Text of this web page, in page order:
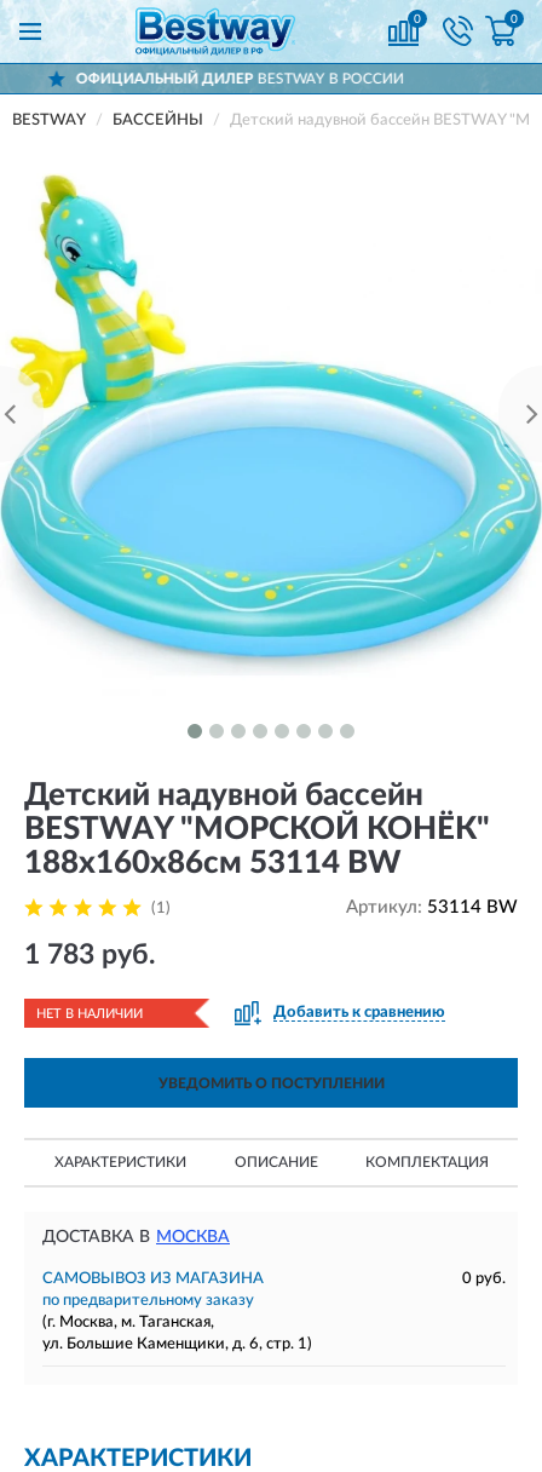
0 0
ДИЛЕР BESTWAY В РОССИИ
BESTWAY БАССЕЙНЫ Детский надувной бассейн BESTWAY
Детский надувной бассейн
BESTWAY "МОРСКОЙ КОНЁК"
188х160х86см 53114 BW
(1) Артикул: 53114 BW
1 783 руб.
НЕТ В НАЛИЧИИ Добавить к сравнению
УВЕДОМИТЬ О ПОСТУПЛЕНИИ
ХАРАКТЕРИСТИКИ ОПИСАНИЕ КОМПЛЕКТАЦИЯ
ДОСТАВКА В МОСКВА
САМОВЫВОЗ ИЗ МАГАЗИНА
0 руб.
по предварительному заказу
(г. Москва, м. Таганская,
ул. Большие Каменщики, д. 6, стр. 1)
ХАРАКТЕРИСТИКИ